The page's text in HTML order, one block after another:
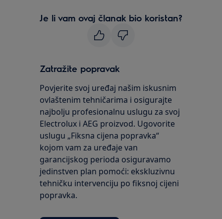
Je li vam ovaj članak bio koristan?
Zatražite popravak
Povjerite svoj uređaj našim iskusnim
ovlaštenim tehničarima i osigurajte
najbolju profesionalnu uslugu za svoj
Electrolux i AEG proizvod. Ugovorite
uslugu „Fiksna cijena popravka“
kojom vam za uređaje van
garancijskog perioda osiguravamo
jedinstven plan pomoći: ekskluzivnu
tehničku intervenciju po fiksnoj cijeni
popravka.